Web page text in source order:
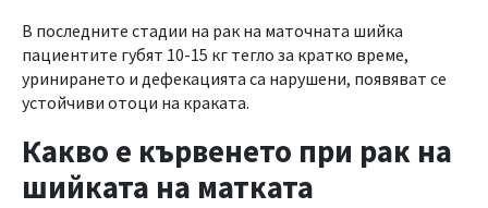
В последните стадии на рак на маточната шийка
пациентите губят 10-15 кг тегло за кратко време,
уринирането и дефекацията са нарушени, появяват се
устойчиви отоци на краката.
Какво е кървенето при рак на
шийката на матката